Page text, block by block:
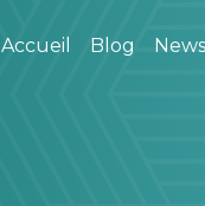
Accueil Blog